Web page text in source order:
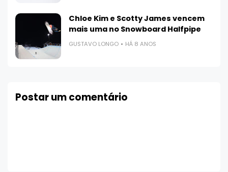
Chloe Kim e Scotty James vencem
mais uma no Snowboard Halfpipe
GUSTAVO LONGO HÁ 8 ANOS
Postar um comentário